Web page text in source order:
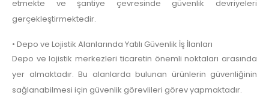
etmekte ve şantiye çevresinde güvenlik devriyeleri
gerçekleştirmektedir.
• Depo ve Lojistik Alanlarında Yatılı Güvenlik İş İlanları
Depo ve lojistik merkezleri ticaretin önemli noktaları arasında
yer almaktadır. Bu alanlarda bulunan ürünlerin güvenliğinin
sağlanabilmesi için güvenlik görevlileri görev yapmaktadır.